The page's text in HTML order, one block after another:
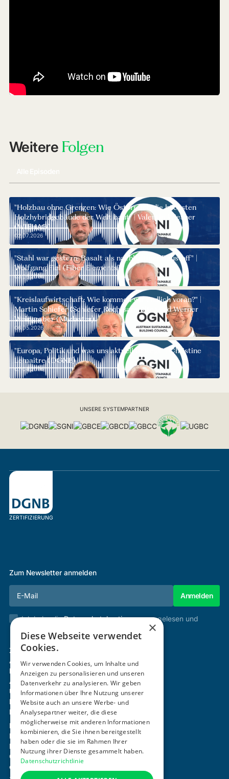
Cookies akzeptieren und Video laden
Weitere Folgen
"Holzbau ohne Grenzen: Wie Österreich die höchsten
Holzhybridgebäude der Welt baut" | Valentin Wiesner
(WIEHAG)
02.07.2026
"Stahl war gestern: Basalt als nachhaltiger Baustoff" |
Wolfgang Fiel (Fiber Elements)
03.06.2026
"Kreislaufwirtschaft: Wie kommen wir endlich voran?" |
Martin Schiefer (Schiefer Rechtsanwälte) und Werner
Weingraber (Madaster)
06.05.2026
"Europa, Politik und was uns aktuell bewegt" | Christine
Lemaitre (DGNB)
07.04.2026
UNSERE SYSTEMPARTNER
ZERTIFIZIERUNG
Zum Newsletter anmelden
Ich habe dieDatenschutzbestimmungengelesen und
Zertifizierung & Verifikation
Akademie
Mitgliedschaft
Aktivitäten
Über uns
Login
Kontakt
Impressum
Datenschutz
Barrierefreiheitserklärung
Cookie-Einstellungen anpassen
office@ogni.at
+43 664 15 63 507
×
Diese Webseite verwendet
Cookies.
Wir verwenden Cookies, um Inhalte und
Anzeigen zu personalisieren und unseren
Datenverkehr zu analysieren. Wir geben
Informationen über Ihre Nutzung unserer
Website auch an unsere Werbe- und
Analysepartner weiter, die diese
möglicherweise mit anderen Informationen
kombinieren, die Sie ihnen bereitgestellt
haben oder die sie im Rahmen Ihrer
Nutzung ihrer Dienste gesammelt haben.
Datenschutzrichtlinie